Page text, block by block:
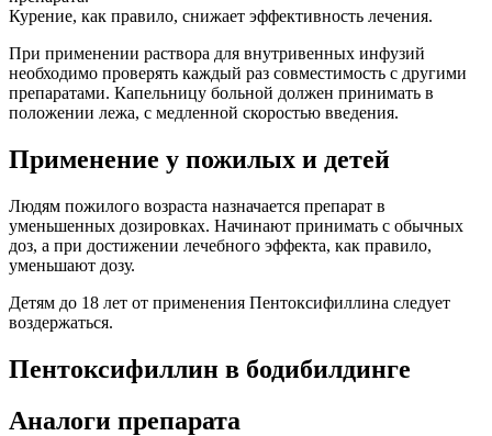
Курение, как правило, снижает эффективность лечения.
При применении раствора для внутривенных инфузий
необходимо проверять каждый раз совместимость с другими
препаратами. Капельницу больной должен принимать в
положении лежа, с медленной скоростью введения.
Применение у пожилых и детей
Людям пожилого возраста назначается препарат в
уменьшенных дозировках. Начинают принимать с обычных
доз, а при достижении лечебного эффекта, как правило,
уменьшают дозу.
Детям до 18 лет от применения Пентоксифиллина следует
воздержаться.
Пентоксифиллин в бодибилдинге
Аналоги препарата